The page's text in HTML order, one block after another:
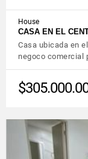
House
CASA EN EL
Casa ubicada en
negoco comercial